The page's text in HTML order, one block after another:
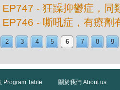
EP747 - 狂躁抑鬱症，同
EP746 - 嘶吼症，有療劑
2 3 4 5 6 7 8 9
Program Table
關於我們 About us